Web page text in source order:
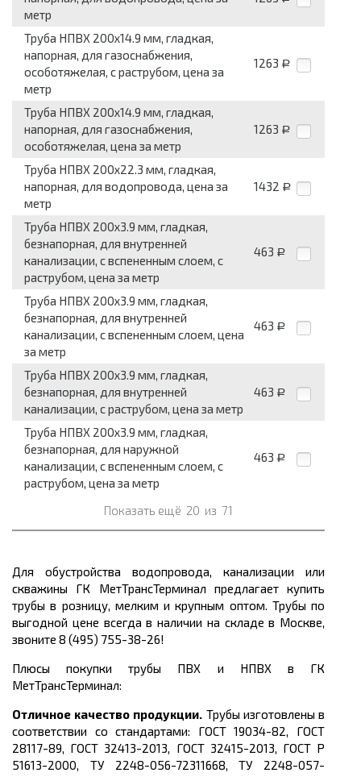
метр
Труба НПВХ 200x14.9 мм, гладкая,
напорная, для газоснабжения,
особотяжелая, с раструбом, цена за
метр
1263 Р
Труба НПВХ 200x14.9 мм, гладкая,
напорная, для газоснабжения,
особотяжелая, цена за метр
1263 Р
Труба НПВХ 200x22.3 мм, гладкая,
напорная, для водопровода, цена за
метр
1432 Р
Труба НПВХ 200x3.9 мм, гладкая,
безнапорная, для внутренней
канализации, с вспененным слоем, с
раструбом, цена за метр
463 Р
Труба НПВХ 200x3.9 мм, гладкая,
безнапорная, для внутренней
канализации, с вспененным слоем, цена
за метр
463 Р
Труба НПВХ 200x3.9 мм, гладкая,
безнапорная, для внутренней
канализации, с раструбом, цена за метр
463 Р
Труба НПВХ 200x3.9 мм, гладкая,
безнапорная, для наружной
канализации, с вспененным слоем, с
раструбом, цена за метр
463 Р
Показать ещё 20 из 71
Для обустройства водопровода, канализации или
скважины ГК МетТрансТерминал предлагает купить
трубы в розницу, мелким и крупным оптом. Трубы по
выгодной цене всегда в наличии на складе в Москве,
звоните 8 (495) 755-38-26!
Плюсы покупки трубы ПВХ и НПВХ в ГК
МетТрансТерминал:
Отличное качество продукции. Трубы изготовлены в
соответствии со стандартами: ГОСТ 19034-82, ГОСТ
28117-89, ГОСТ 32413-2013, ГОСТ 32415-2013, ГОСТ Р
51613-2000, ТУ 2248-056-72311668, ТУ 2248-057-